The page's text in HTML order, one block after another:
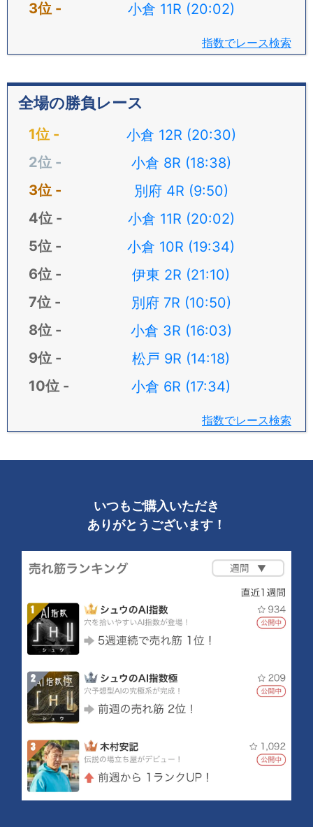
小倉 11R (20:02)
指数でレース検索
全場の勝負レース
小倉 12R (20:30)
小倉 8R (18:38)
別府 4R (9:50)
小倉 11R (20:02)
小倉 10R (19:34)
伊東 2R (21:10)
別府 7R (10:50)
小倉 3R (16:03)
松戸 9R (14:18)
小倉 6R (17:34)
指数でレース検索
いつもご購入いただき
ありがとうございます！